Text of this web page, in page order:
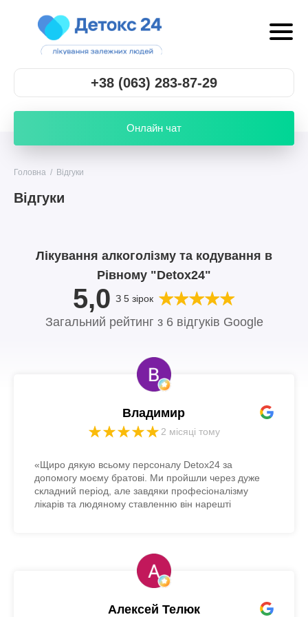
+38 (063) 283-87-29
Онлайн чат
Головна / Відгуки
Відгуки
Лікування алкоголізму та кодування в
Рівному "Detox24"
5,0 З 5 зірок
Загальний рейтинг з 6 відгуків Google
Владимир
2 місяці тому
«Щиро дякую всьому персоналу Detox24 за
допомогу моєму братові. Ми пройшли через дуже
складний період, але завдяки професіоналізму
лікарів та людяному ставленню він нарешті
Алексей Телюк